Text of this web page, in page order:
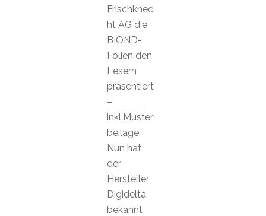
Frischknec
ht AG die
BIOND-
Folien den
Lesern
präsentiert
–
inkl.Muster
beilage.
Nun hat
der
Hersteller
Digidelta
bekannt